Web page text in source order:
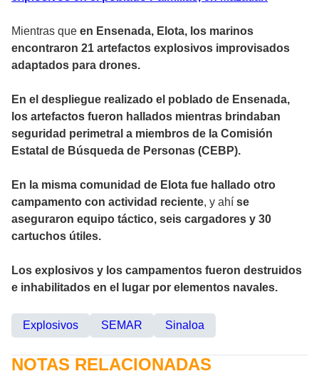
Mientras que en Ensenada, Elota, los marinos
encontraron 21 artefactos explosivos improvisados
adaptados para drones.
En el despliegue realizado el poblado de Ensenada,
los artefactos fueron hallados mientras brindaban
seguridad perimetral a miembros de la Comisión
Estatal de Búsqueda de Personas (CEBP).
En la misma comunidad de Elota fue hallado otro
campamento con actividad reciente, y ahí se
aseguraron equipo táctico, seis cargadores y 30
cartuchos útiles.
Los explosivos y los campamentos fueron destruidos
e inhabilitados en el lugar por elementos navales.
Explosivos SEMAR Sinaloa
NOTAS RELACIONADAS